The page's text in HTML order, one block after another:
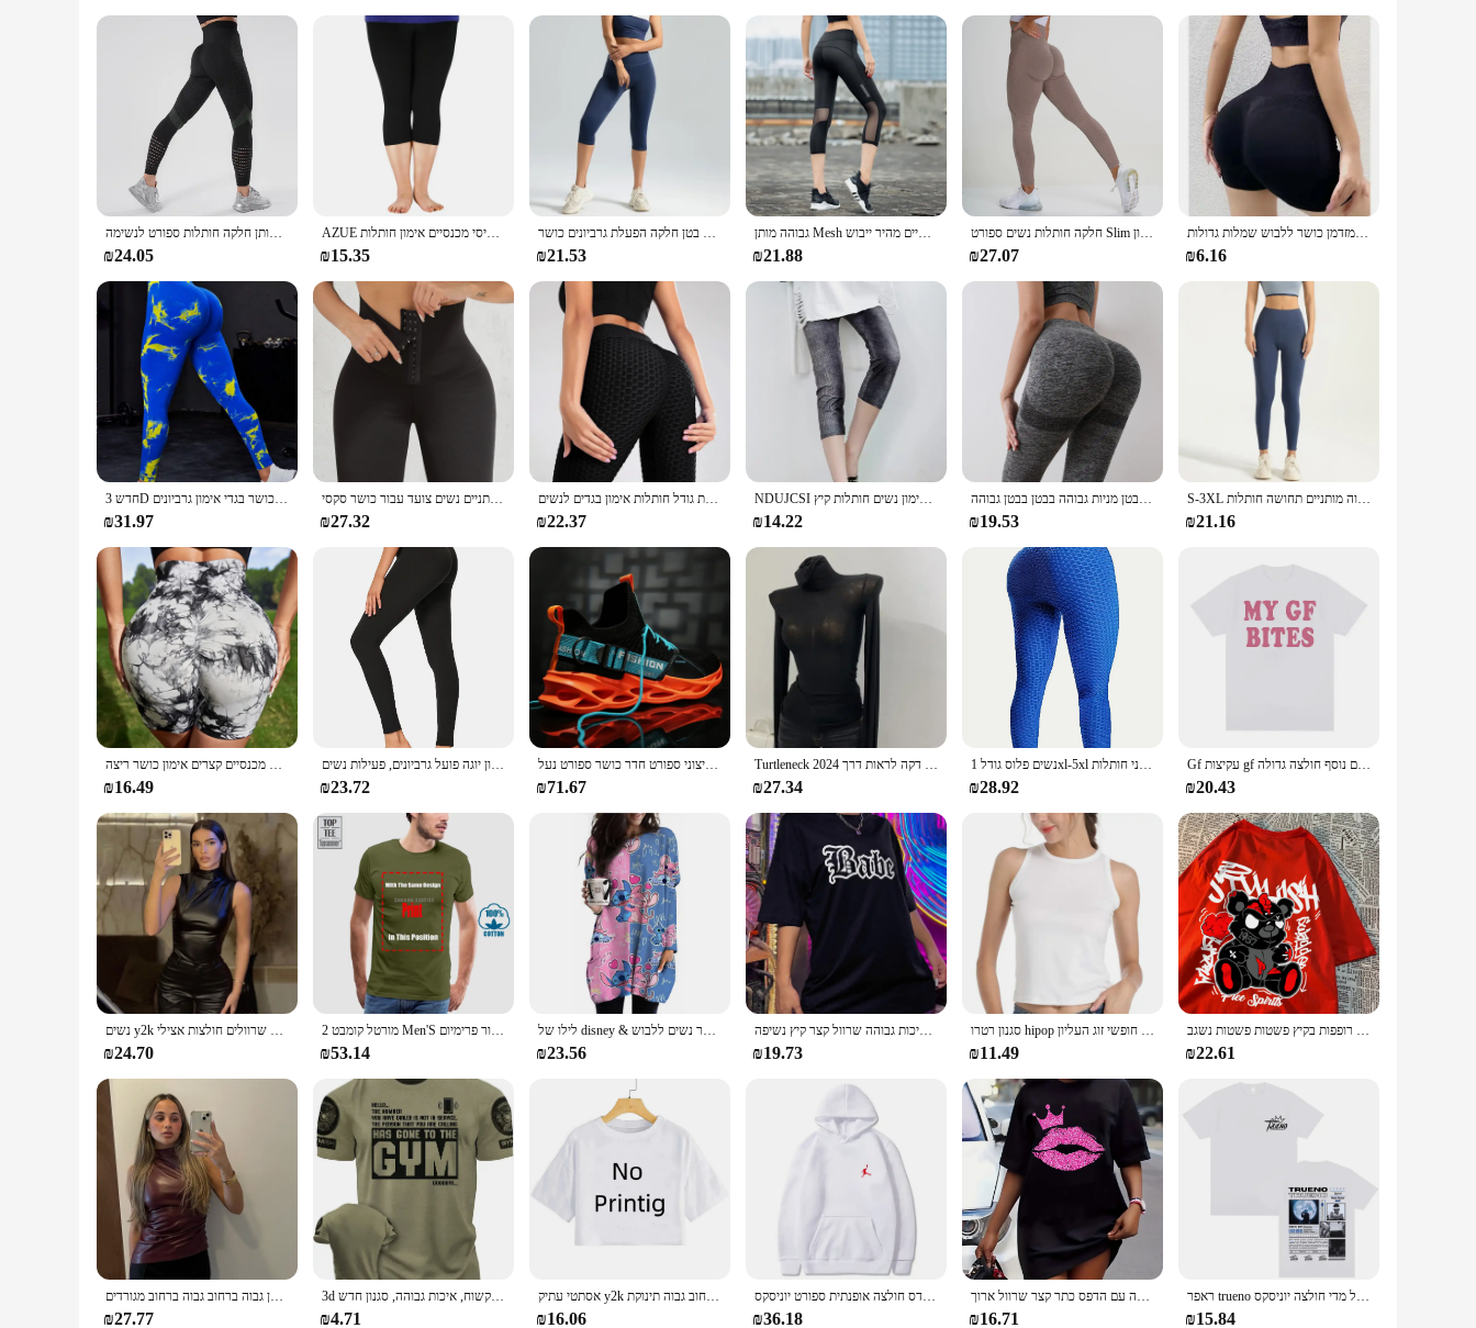
**Adaptive Scenarios and Supply Options**
These leggings are not just for personal use; they're also perfect for wholesale and vendor opportunities. The high waist capri leggings workout set is available in bulk quantities, making it an ideal
choice for retailers looking to expand their fitness apparel offerings. The durable construction ensures that these leggings will withstand the rigors of daily wear, making them a reliable choice for your
customers. With a focus on quality and style, these leggings are sure to be a hit with fitness enthusiasts and fashion-forward individuals alike.
נשים כושר חותלות גבוהה מותן חלקה חותלות ספורט לנשימה Feamle אימון צועד
₪24.05
AZUE נשים אלסטי מותניים מזדמנים חותלות במבוק סיבים בתוספת גודל נשים צועד גבוהה למתוח חותלות בסיסי מכנסיים אימון חותלות
₪15.35
מכנסי יוגה נשים מכנסי קאפרי מותניים גבוה 3/4 חותלות תרגיל בטן חלקה הפעלת גרביונים כושר
₪21.53
גבוהה מותן Mesh ספורט חותלות נשים יוגה מכנסיים מהיר ייבוש Capris יבול כושר הדוק לנשימה מכנסיים ריצה כושר מכנסיים
₪21.88
חלקה חותלות נשים ספורט Slim גרביונים חותלות כושר גבוה מותניים מכנסיים כושר בגדי אימון Athleisure ריצה חותלות
₪27.07
ספורט נשים חותלות לדחוף את ספורט לגרות יוגה מותן גבוהה גרביונים אימון מכנסיים מזדמן כושר ללבוש שמלות גדולות
₪6.16
חדש 3D הדפסת עניבה לצבוע ספורט מכנסיים נשים חלקה חותלות גבוהה מותן כושר לדחוף את חותלות חדר כושר בגדי אימון גרביונים
₪31.97
גבוה מותניים נשים צועד עבור כושר סקסי Slim שחור חותלות לדחוף את ספורט חותלות ספורט
₪27.32
נשים ספורטיבי כושר צועד לדחוף את סקסי כושר יוגה חותלות מקרית גבוהה מותן בתוספת גודל חותלות אימון בגדים לנשים
₪22.37
NDUJCSI אימון נשים חותלות קיץ Jegging גבוה מותניים אלסטי Capris כושר צועד Mujer קצר תחתון 2022 מכירה לוהטת
₪14.22
נשים לתת את יוגה גבוה גבוה בטן מניים גבוהה בטן מניות גבוהה בבטן בבטן גבוהה.
₪19.53
S-3XL מותניים גבוה מותניים תחושה חותלות womenכושר ריצה חותלות יוגה חותלות מכנסיים energyהכושר הדוק
₪21.16
קיץ נשים נשים גבוה מותניים התחת להרים מכנסיים רגליים חלקה חותלות אופנה עניבה מכנסיים קצרים אימון כושר ריצה
₪16.49
טייץ סופר רך עבור נשים, גבוה מוותרים שליטה לא לראות דרך אימון יוגה פועל גרביונים, פעילות נשים
₪23.72
נעלי כדורסל באיכות גבוהה גברים סניקרס בני סל נעלי סתיו גבוה למעלה החלקה חיצוני ספורט חדר כושר ספורט נעל
₪71.67
Turtleneck רזה באיכות גבוהה חולצה פשוטה נשים כותנה אלסטי בסיסי חולצות שרוול ארוך סקסי חולצה דקה חולצת טריקו דקה לראות דרך 2024
₪27.34
נשים פלוס גודל 1xl-5xl מזדמנים חותלות נשים אופנה דפוס דבש מוצק עלייה גבוהה חותלות כושר סקיני חותלות
₪28.92
Gf עקיצות gf שלי דפוס כיף חולצת נשים אופנה יפה של חולצת טריקו באיכות גבוהה הקיץ מזדמנים נוסף חולצה גדולה
₪20.43
נשים y2k וינטג 'פו פשוט טנק בסיסי עליון מותניים גבוה רזה התכווצות חתוך שרוולים חולצות אצילי
₪24.70
מורטל קומבט 2 Men'S שחור פרימיום T חולצה Loose Fit 100% כותנה T חולצה O-צוואר אופנה מזדמן הדפסה באיכות גבוהה T חולצה
₪53.14
לילו של disney & לתפור נשים שרוול ארוך חולצת טריקו סתיו מזדמנים חמוד חדש נוער נשים ללבוש y2k kawaii 3d מודפס באיכות גבוהה
₪23.56
חולצת גופן רחוב חולצות נשים רולים רופפות חולצה גבוהה באיכות גבוהה שרוול קצר קיץ נשיפה
₪19.73
סגנון רטרו hipop פיקסל קריקטורה קצרה שרוולים חולצת טריקו לגברים ונשים ינס בקיץ קיץ גבוה ברחוב חופשי זוג העליון y2k גותי
₪11.49
מתפוצצת בובות שחורה דובי גברים נשים חולצות כותנה באיכות גבוהה חולצות רופפות בקיץ פשטות פשטות נשגב
₪22.61
הקיץ טנק סקסי נשים צמרות חדש ללא שרוולים גוף שרירן גבוה ברחוב גבוה ברחוב מגורדיםzippers אופנה camisole נקבה
₪27.77
3d חולצת טריקו מודפסת גברים קצרים של גברים, תרגיל מקיף, חולצת כושר כיף, בחור קשוח, איכות גבוהה, סגנון חדש
₪4.71
אסתטי עתיק y2k בגדים בסגנון גבוה ברחוב גבוה תינוקת T רזה יבול דק חולצות השרוול
₪16.06
גברים ונשים של נשים עם ברדס קרסו סתיו/חורף הדפס עם ברדס חולצה אופנתית ספורט יוניסקס
₪36.18
פלוס גודל שמלת נשים חדשה, נשים פלוס שפה עם הדפס כתר קצר שרוול ארוך
₪16.71
ראפר trueno חולצת טריקו אופנה היפ הופ גברים נשים כותנה מזדמנים גודל מדי חולצה יוניסקס
₪15.84